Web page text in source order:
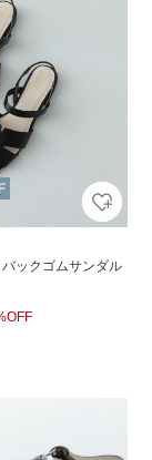
ックゴムサンダル